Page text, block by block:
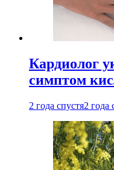
Кардиолог
симптом
2 года спустя2 года